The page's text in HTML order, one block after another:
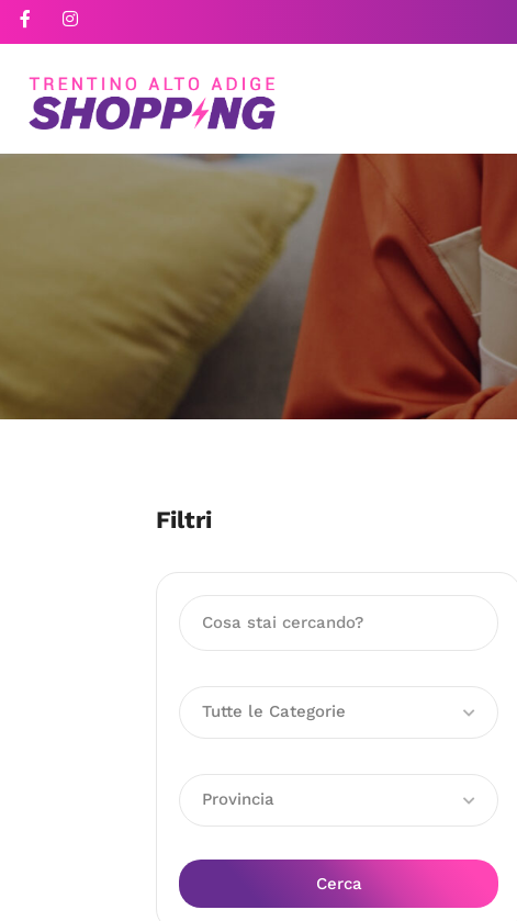
Filtri
Tutte le Categorie
Provincia
Cerca